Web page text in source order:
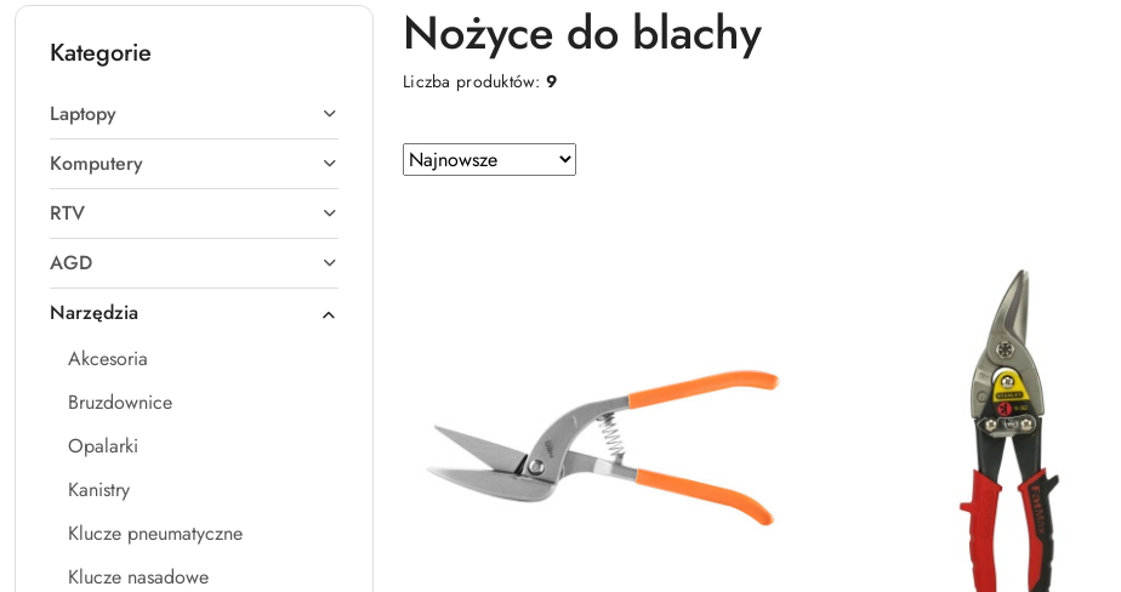
Kategorie
Laptopy
Komputery
RTV
AGD
Narzędzia
Akcesoria
Bruzdownice
Opalarki
Kanistry
Klucze pneumatyczne
Klucze nasadowe
Nożyce do blachy
Liczba produktów:9
Zastosowano
sortowanie:
Sortuj
według